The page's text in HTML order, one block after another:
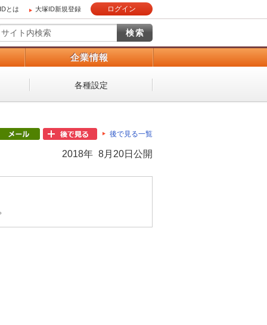
とは 大塚ID新規登録 ログイン
企業情報
各種設定
後で見る一覧
2018年 8月20日公開